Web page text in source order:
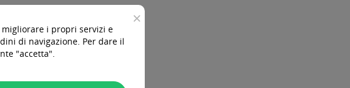
×
i propri servizi e
di navigazione. Per dare il
"accetta".